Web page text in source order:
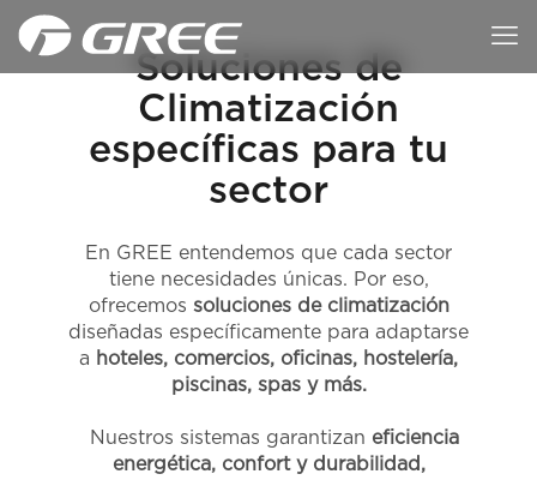
Soluciones de
Climatización
específicas para tu
sector
En GREE entendemos que cada sector
tiene necesidades únicas. Por eso,
ofrecemos soluciones de climatización
diseñadas específicamente para adaptarse
a hoteles, comercios, oficinas, hostelería,
piscinas, spas y más.
Nuestros sistemas garantizan eficiencia
energética, confort y durabilidad,